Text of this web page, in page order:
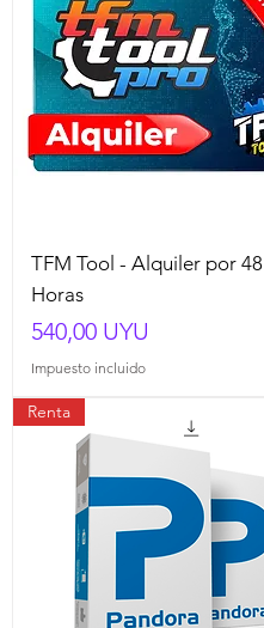
TFM Tool - Alquiler por 48
Horas
Precio
540,00 UYU
Impuesto incluido
Renta